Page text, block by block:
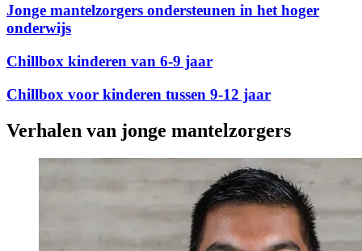
Jonge mantelzorgers ondersteunen in het hoger
onderwijs
Chillbox kinderen van 6-9 jaar
Chillbox voor kinderen tussen 9-12 jaar
Verhalen van jonge mantelzorgers